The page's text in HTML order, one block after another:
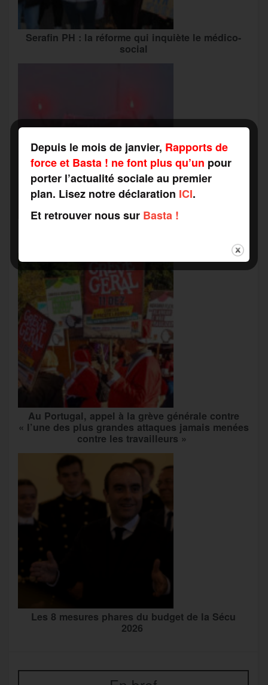
Serafin PH : la réforme qui inquiète le médico-
social
Au Portugal, appel à la grève générale contre
« l’une des plus grandes attaques jamais menées
contre les travailleurs »
Les 8 mesures phares du budget de la Sécu
2026
Depuis le mois de janvier, Rapports de
force et Basta ! ne font plus qu’un pour
porter l’actualité sociale au premier
plan. Lisez notre déclaration ICI.
Et retrouver nous sur Basta !